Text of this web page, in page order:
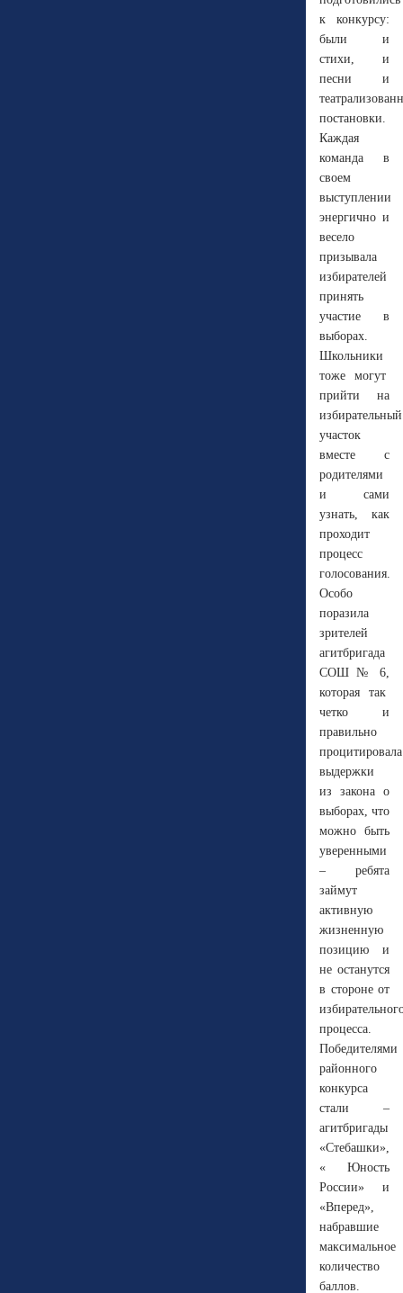
к конкурсу:
были и
стихи, и
песни и
постановки.
Каждая
команда в
своем
выступлении
энергично и
весело
призывала
избирателей
принять
участие в
выборах.
Школьники
тоже могут
прийти на
избирательный
участок
вместе с
родителями
и сами
узнать, как
проходит
процесс
голосования.
Особо
поразила
зрителей
агитбригада
СОШ № 6,
которая так
четко и
правильно
выдержки
из закона о
выборах, что
можно быть
уверенными
– ребята
займут
активную
жизненную
позицию и
не останутся
в стороне от
процесса.
Победителями
районного
конкурса
стали –
агитбригады
«Стебашки»,
« Юность
России» и
«Вперед»,
набравшие
максимальное
количество
баллов.